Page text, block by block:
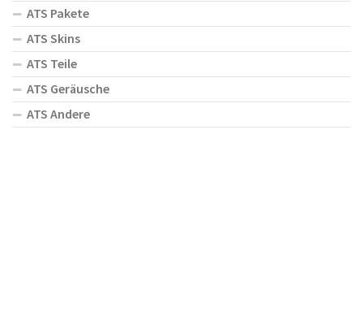
ATS Pakete
ATS Skins
ATS Teile
ATS Geräusche
ATS Andere